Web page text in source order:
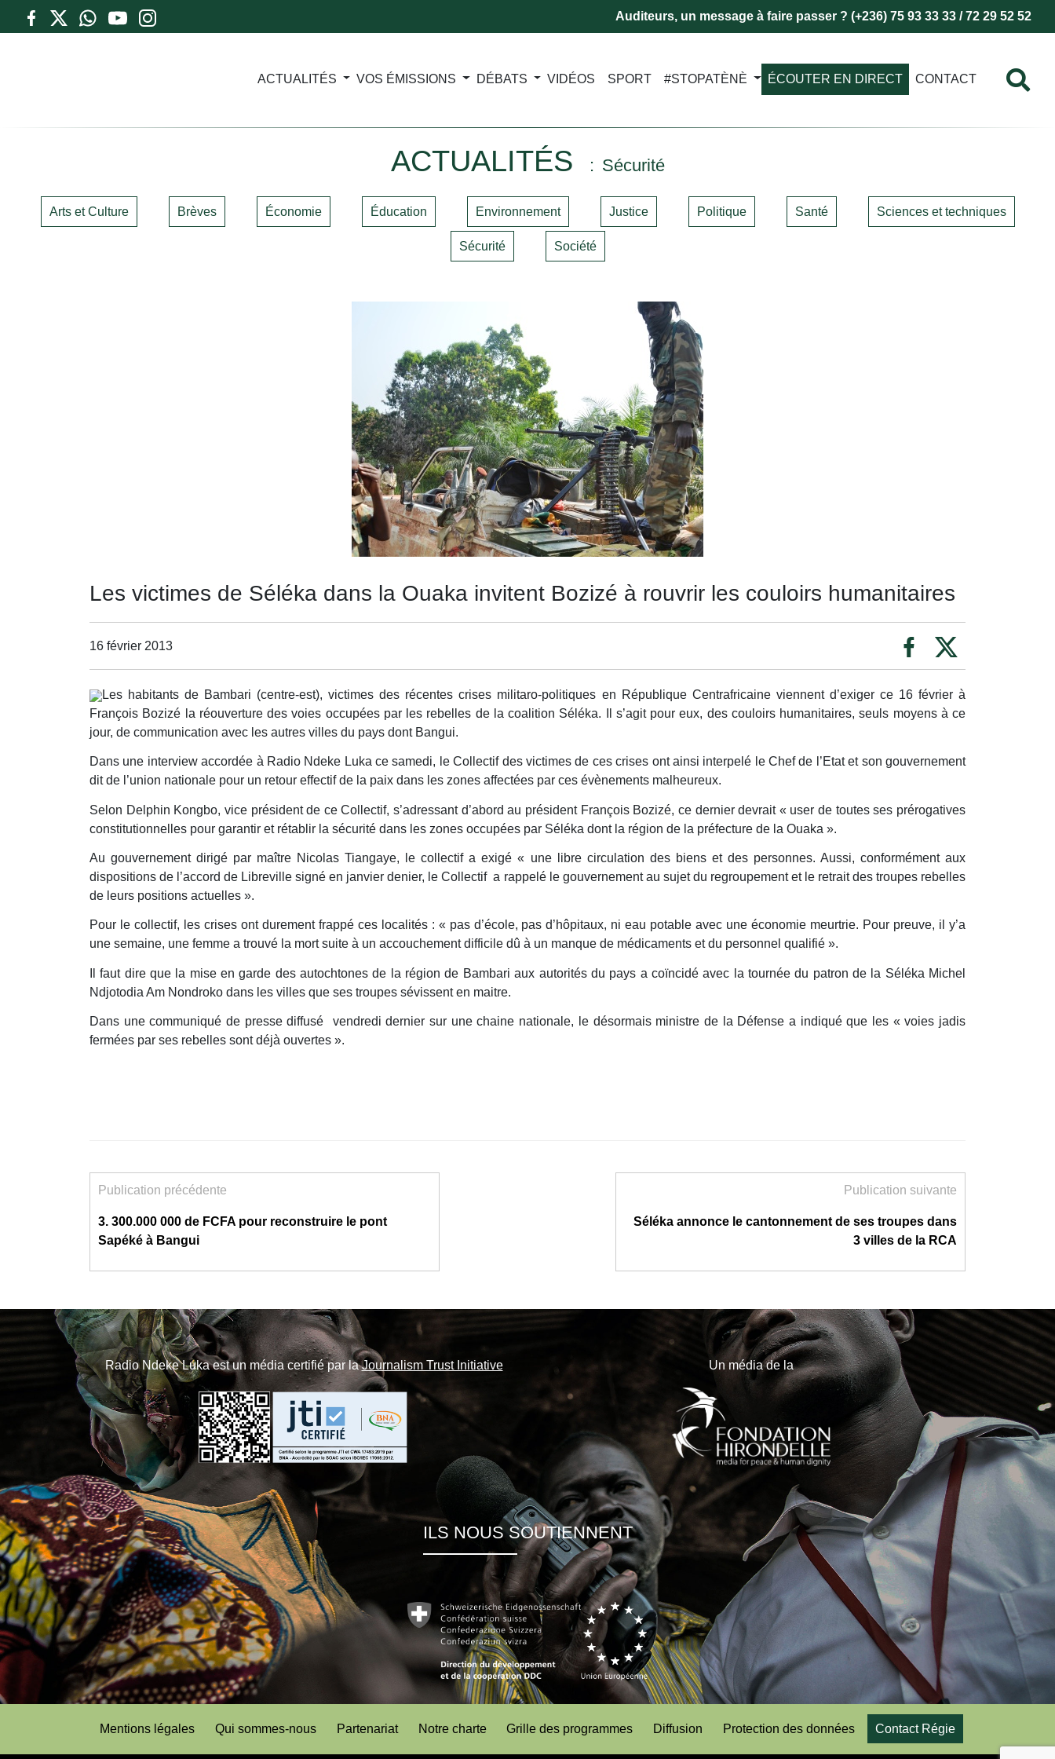
Auditeurs, un message à faire passer ? (+236) 75 93 33 33 / 72 29 52 52
ACTUALITÉS VOS ÉMISSIONS DÉBATS VIDÉOS SPORT #STOPATÈNÈ ÉCOUTER EN DIRECT CONTACT
ACTUALITÉS Sécurité
Arts et Culture Brèves Économie Éducation Environnement Justice Politique Santé Sciences et techniques
Sécurité Société
Les victimes de Séléka dans la Ouaka invitent Bozizé à rouvrir les couloirs humanitaires
16 février 2013
Les habitants de Bambari (centre-est), victimes des récentes crises militaro-politiques en République Centrafricaine viennent d’exiger ce 16 février à
François Bozizé la réouverture des voies occupées par les rebelles de la coalition Séléka. Il s’agit pour eux, des couloirs humanitaires, seuls moyens à ce
jour, de communication avec les autres villes du pays dont Bangui.
Dans une interview accordée à Radio Ndeke Luka ce samedi, le Collectif des victimes de ces crises ont ainsi interpelé le Chef de l’Etat et son gouvernement
dit de l’union nationale pour un retour effectif de la paix dans les zones affectées par ces évènements malheureux.
Selon Delphin Kongbo, vice président de ce Collectif, s’adressant d’abord au président François Bozizé, ce dernier devrait « user de toutes ses prérogatives
constitutionnelles pour garantir et rétablir la sécurité dans les zones occupées par Séléka dont la région de la préfecture de la Ouaka ».
Au gouvernement dirigé par maître Nicolas Tiangaye, le collectif a exigé « une libre circulation des biens et des personnes. Aussi, conformément aux
dispositions de l’accord de Libreville signé en janvier denier, le Collectif a rappelé le gouvernement au sujet du regroupement et le retrait des troupes rebelles
de leurs positions actuelles ».
Pour le collectif, les crises ont durement frappé ces localités : « pas d’école, pas d’hôpitaux, ni eau potable avec une économie meurtrie. Pour preuve, il y’a
une semaine, une femme a trouvé la mort suite à un accouchement difficile dû à un manque de médicaments et du personnel qualifié ».
Il faut dire que la mise en garde des autochtones de la région de Bambari aux autorités du pays a coïncidé avec la tournée du patron de la Séléka Michel
Ndjotodia Am Nondroko dans les villes que ses troupes sévissent en maitre.
Dans une communiqué de presse diffusé vendredi dernier sur une chaine nationale, le désormais ministre de la Défense a indiqué que les « voies jadis
fermées par ses rebelles sont déjà ouvertes ».
Publication précédente
3. 300.000 000 de FCFA pour reconstruire le pont
Sapéké à Bangui
Publication suivante
Séléka annonce le cantonnement de ses troupes dans
3 villes de la RCA
Radio Ndeke Luka est un média certifié par laJournalism Trust Initiative Un média de la
ILS NOUS SOUTIENNENT
Mentions légales Qui sommes-nous Partenariat Notre charte Grille des programmes Diffusion Protection des données Contact Régie